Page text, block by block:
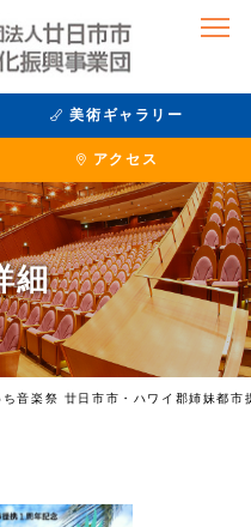
座席表
さくらぴあ
美術ギャラリー
過去の展覧
利用案内
アクセス
細
ち音楽祭 廿日市市・ハワイ郡姉妹都